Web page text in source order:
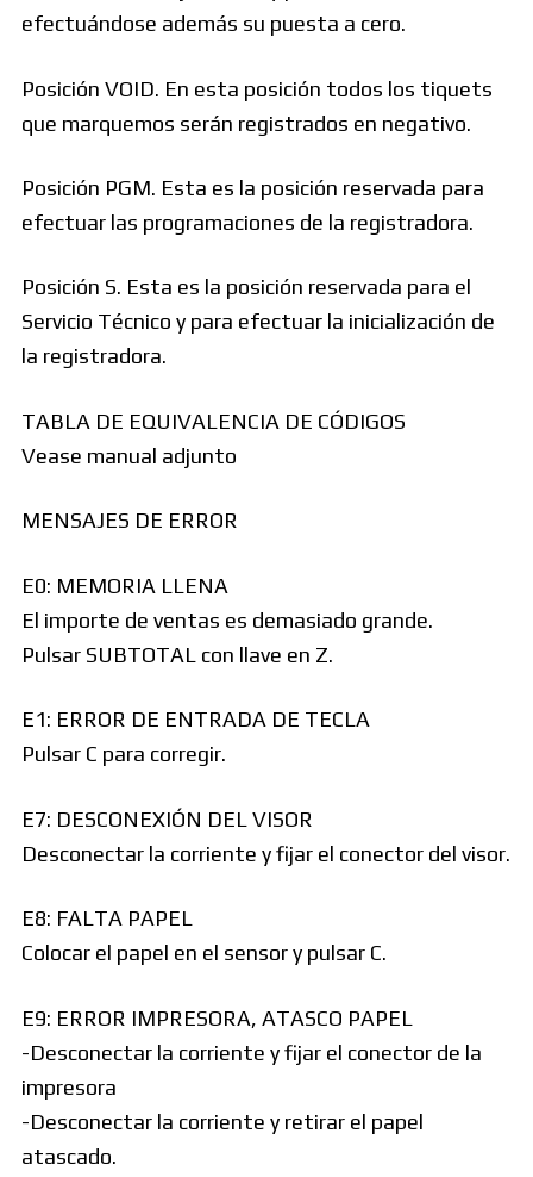
efectuándose además su puesta a cero.
Posición VOID. En esta posición todos los tiquets
que marquemos serán registrados en negativo.
Posición PGM. Esta es la posición reservada para
efectuar las programaciones de la registradora.
Posición S. Esta es la posición reservada para el
Servicio Técnico y para efectuar la inicialización de
la registradora.
TABLA DE EQUIVALENCIA DE CÓDIGOS
Vease manual adjunto
MENSAJES DE ERROR
E0: MEMORIA LLENA
El importe de ventas es demasiado grande.
Pulsar SUBTOTAL con llave en Z.
E1: ERROR DE ENTRADA DE TECLA
Pulsar C para corregir.
E7: DESCONEXIÓN DEL VISOR
Desconectar la corriente y fijar el conector del visor.
E8: FALTA PAPEL
Colocar el papel en el sensor y pulsar C.
E9: ERROR IMPRESORA, ATASCO PAPEL
-Desconectar la corriente y fijar el conector de la
impresora
-Desconectar la corriente y retirar el papel
atascado.